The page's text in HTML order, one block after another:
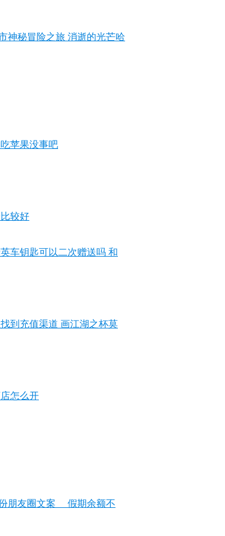
神秘冒险之旅 消逝的光芒哈
苹果没事吧
较好
车钥匙可以二次赠送吗 和
到充值渠道 画江湖之杯莫
怎么开
朋友圈文案__ 假期余额不